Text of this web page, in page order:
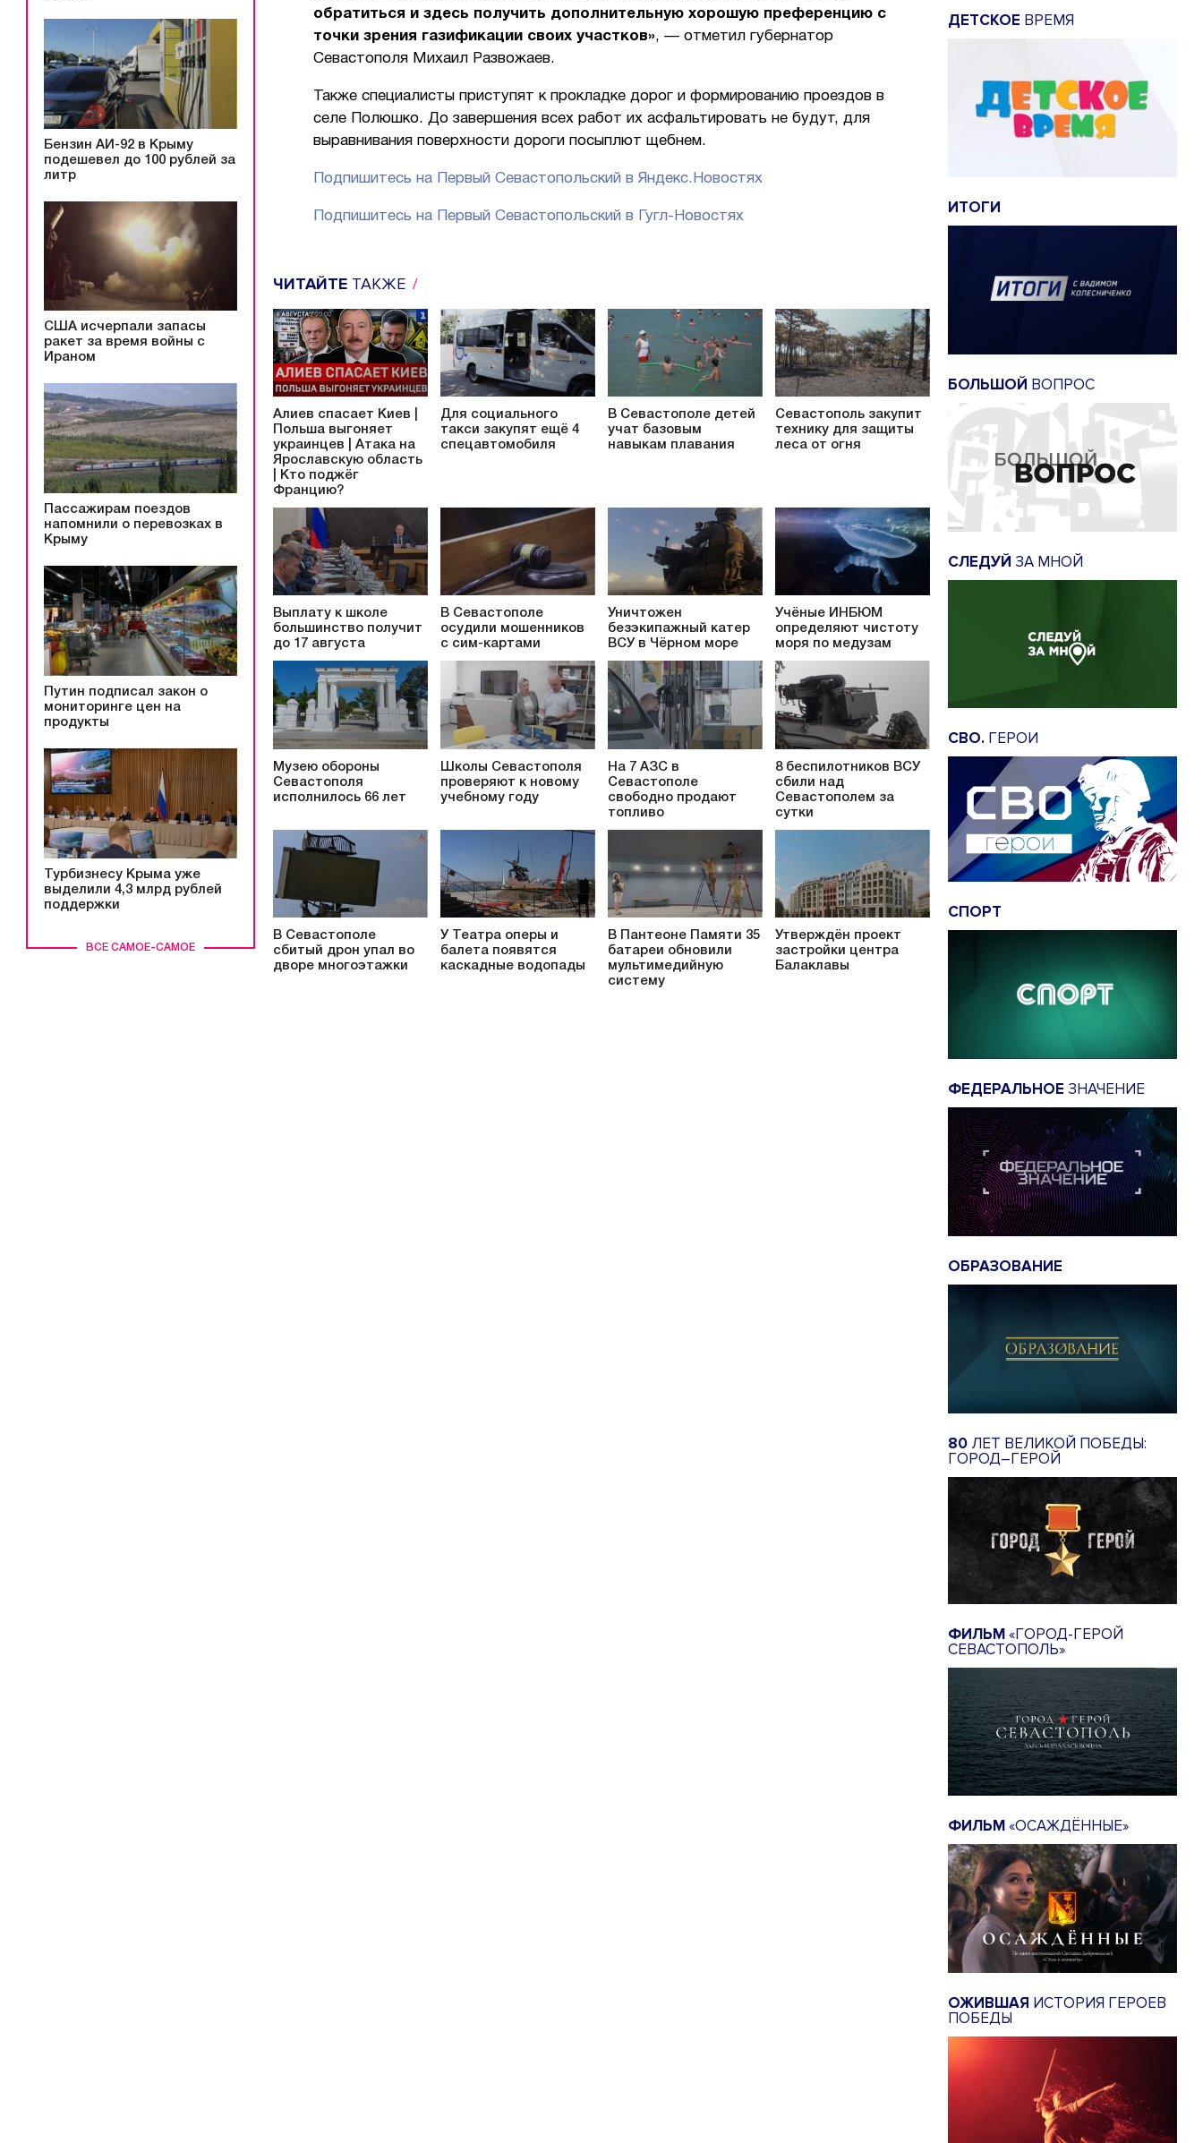
ВСЕ САМОЕ-САМОЕ
Бензин АИ-92 в Крыму
подешевел до 100 рублей за
литр
США исчерпали запасы
ракет за время войны с
Ираном
Пассажирам поездов
напомнили о перевозках в
Крыму
Путин подписал закон о
мониторинге цен на
продукты
Турбизнесу Крыма уже
выделили 4,3 млрд рублей
поддержки
обратиться и здесь получить дополнительную хорошую преференцию с
точки зрения газификации своих участков», — отметил губернатор
Севастополя Михаил Развожаев.
Также специалисты приступят к прокладке дорог и формированию проездов в
селе Полюшко. До завершения всех работ их асфальтировать не будут, для
выравнивания поверхности дороги посыплют щебнем.
Подпишитесь на Первый Севастопольский в Яндекс.Новостях
Подпишитесь на Первый Севастопольский в Гугл-Новостях
ЧИТАЙТЕ ТАКЖЕ
Алиев спасает Киев |
Польша выгоняет
украинцев | Атака на
Ярославскую область
| Кто поджёг
Францию?
Для социального
такси закупят ещё 4
спецавтомобиля
В Севастополе детей
учат базовым
навыкам плавания
Севастополь закупит
технику для защиты
леса от огня
Выплату к школе
большинство получит
до 17 августа
В Севастополе
осудили мошенников
с сим-картами
Уничтожен
безэкипажный катер
ВСУ в Чёрном море
Учёные ИНБЮМ
определяют чистоту
моря по медузам
Музею обороны
Севастополя
исполнилось 66 лет
Школы Севастополя
проверяют к новому
учебному году
На 7 АЗС в
Севастополе
свободно продают
топливо
8 беспилотников ВСУ
сбили над
Севастополем за
сутки
В Севастополе
сбитый дрон упал во
дворе многоэтажки
У Театра оперы и
балета появятся
каскадные водопады
В Пантеоне Памяти 35
батареи обновили
мультимедийную
систему
Утверждён проект
застройки центра
Балаклавы
ДЕТСКОЕ ВРЕМЯ
ИТОГИ
БОЛЬШОЙ ВОПРОС
СЛЕДУЙ ЗА МНОЙ
СВО. ГЕРОИ
СПОРТ
ФЕДЕРАЛЬНОЕ ЗНАЧЕНИЕ
ОБРАЗОВАНИЕ
80 ЛЕТ ВЕЛИКОЙ ПОБЕДЫ:
ГОРОД–ГЕРОЙ
ФИЛЬМ«ГОРОД-ГЕРОЙ
СЕВАСТОПОЛЬ»
ФИЛЬМ«ОСАЖДЁННЫЕ»
ОЖИВШАЯ ИСТОРИЯ ГЕРОЕВ
ПОБЕДЫ